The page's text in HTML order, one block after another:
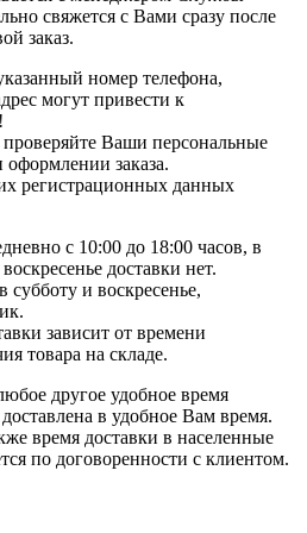
свяжется с Вами сразу после
заказ.
номер телефона,
могут привести к
Ваши персональные
заказа.
регистрационных данных
с 10:00 до 18:00 часов, в
доставки нет.
и воскресенье,
зависит от времени
товара на складе.
другое удобное время
в удобное Вам время.
время доставки в населенные
по договоренности с клиентом.